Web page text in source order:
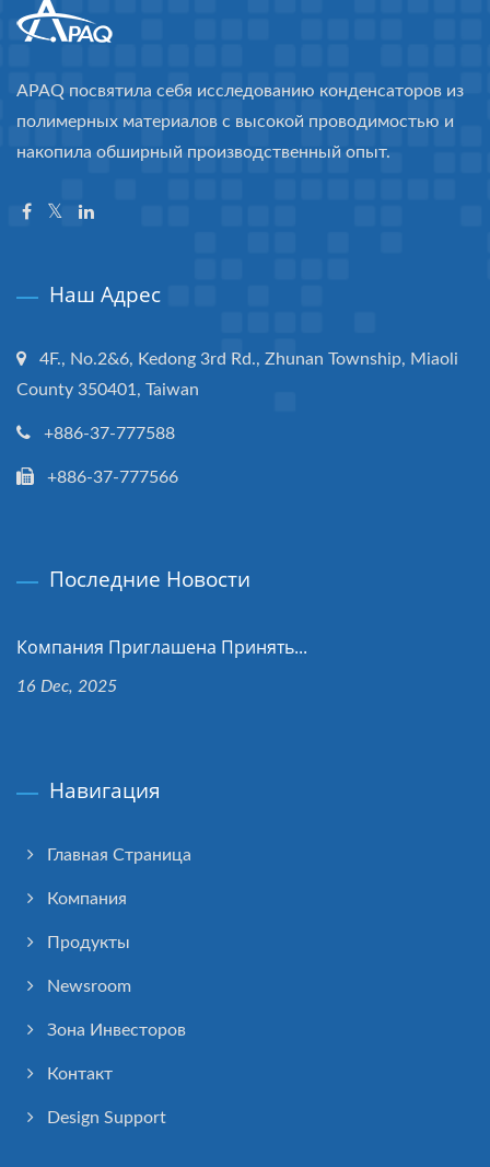
APAQ посвятила себя исследованию конденсаторов из
полимерных материалов с высокой проводимостью и
накопила обширный производственный опыт.
Наш Адрес
4F., No.2&6, Kedong 3rd Rd., Zhunan Township, Miaoli
County 350401, Taiwan
+886-37-777588
+886-37-777566
Последние Новости
Компания Приглашена Принять...
16 Dec, 2025
Навигация
Главная Страница
Компания
Продукты
Newsroom
Зона Инвесторов
Контакт
Design Support